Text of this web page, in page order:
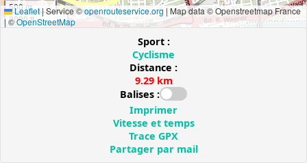
500 m
2000 ft
Leaflet|Service ©openrouteservice.org | Map data © Openstreetmap France
| ©OpenStreetMap
Sport :
Cyclisme
Distance :
9.29 km
Balises :
Imprimer
Vitesse et temps
Trace GPX
Partager par mail